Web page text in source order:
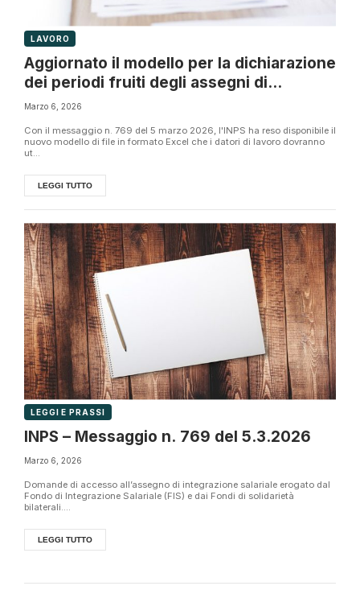
LAVORO
Aggiornato il modello per la dichiarazione
dei periodi fruiti degli assegni di
integrazione salariale
Marzo 6, 2026
Con il messaggio n. 769 del 5 marzo 2026, l'INPS ha reso disponibile il
nuovo modello di file in formato Excel che i datori di lavoro dovranno
ut...
LEGGI TUTTO
LEGGI E PRASSI
INPS – Messaggio n. 769 del 5.3.2026
Marzo 6, 2026
Domande di accesso all’assegno di integrazione salariale erogato dal
Fondo di Integrazione Salariale (FIS) e dai Fondi di solidarietà
bilaterali....
LEGGI TUTTO